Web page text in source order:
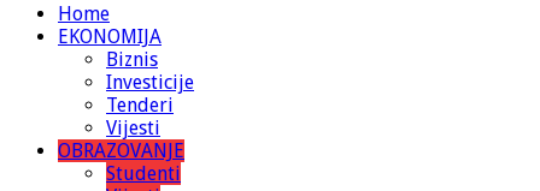
Home
EKONOMIJA
Biznis
Investicije
Tenderi
Vijesti
OBRAZOVANJE
Studenti